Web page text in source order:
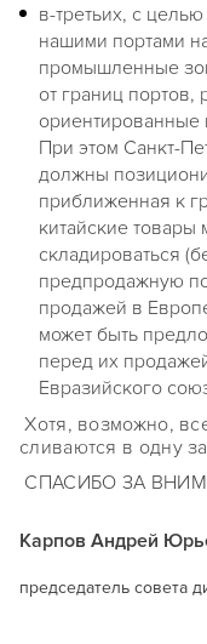
в-третьих, с
нашими портами
промышленные
от границ портов,
ориентированные
При этом Санкт-
должны
приближенная к
китайские товары
складироваться
предпродажную
продажей в
может быть
перед их
Евразийского
Хотя, возможно,
сливаются в одну
СПАСИБО ЗА
Карпов Андрей
председатель совета